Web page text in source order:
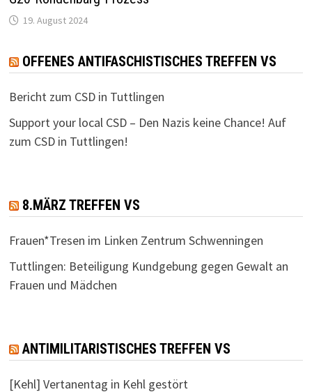
19. August 2024
OFFENES ANTIFASCHISTISCHES TREFFEN VS
Bericht zum CSD in Tuttlingen
Support your local CSD – Den Nazis keine Chance! Auf
zum CSD in Tuttlingen!
8.MÄRZ TREFFEN VS
Frauen*Tresen im Linken Zentrum Schwenningen
Tuttlingen: Beteiligung Kundgebung gegen Gewalt an
Frauen und Mädchen
ANTIMILITARISTISCHES TREFFEN VS
[Kehl] Vertanentag in Kehl gestört